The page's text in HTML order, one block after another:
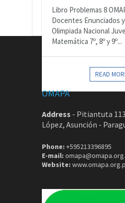
Libro Problemas 8
Docentes Enunciados
Olimpiada Nacional
Matemática 7º, 8º y 9º...
READ
OMAPA
Address - Pitiantuta 113
López, Asunción -
Phone: +595213396895
E-mail:
Website: